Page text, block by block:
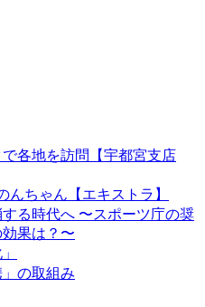
各地を訪問【宇都宮支店
んちゃん【エキストラ】
る時代へ 〜スポーツ庁の奨
果は？〜
の取組み